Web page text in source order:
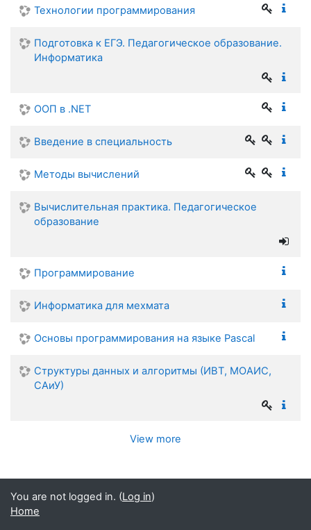
Технологии программирования
Подготовка к ЕГЭ. Педагогическое образование.
Информатика
ООП в .NET
Введение в специальность
Методы вычислений
Вычислительная практика. Педагогическое
образование
Программирование
Информатика для мехмата
Основы программирования на языке Pascal
Структуры данных и алгоритмы (ИВТ, МОАИС,
САиУ)
View more
You are not logged in. (Log in)
Home